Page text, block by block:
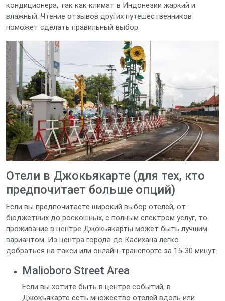
кондиционера, так как климат в Индонезии жаркий и
влажный. Чтение отзывов других путешественников
поможет сделать правильный выбор.
Отели в Джокьякарте (для тех, кто
предпочитает больше опций)
Если вы предпочитаете широкий выбор отелей, от
бюджетных до роскошных, с полным спектром услуг, то
проживание в центре Джокьякарты может быть лучшим
вариантом. Из центра города до Касихана легко
добраться на такси или онлайн-транспорте за 15-30 минут.
Malioboro Street Area
Если вы хотите быть в центре событий, в
Джокьякарте есть множество отелей вдоль или